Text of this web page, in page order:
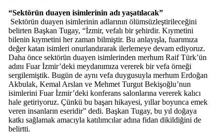
“Sektörün duayen isimlerinin adı yaşatılacak”
Sektörün duayen isimlerinin adlarının ölümsüzleştirileceğini
belirten Başkan Tugay, “İzmir, vefalı bir şehirdir. Kıymetini
bilenin kıymetini her zaman bilmiştir. Bu anlayışla, fuarımıza
değer katan isimleri onurlandırarak ilerlemeye devam ediyoruz.
Daha önce sektörün duayen isimlerinden merhum Raif Türk’ün
adını Fuar İzmir’deki meydanımıza vererek bir vefa örneği
sergilemiştik. Bugün de aynı vefa duygusuyla merhum Erdoğan
Akbulak, Kemal Arslan ve Mehmet Turgut Bekişoğlu’nun
isimlerini Fuar İzmir’deki konferans salonlarına vererek kalıcı
hale getiriyoruz. Çünkü bu başarı hikayesi, yıllar boyunca emek
veren insanların eseridir” dedi. Başkan Tugay, bu yıl doğaya
katkı sağlamak amacıyla katılımcılar adına fidan dikildiğini de
belirtti.